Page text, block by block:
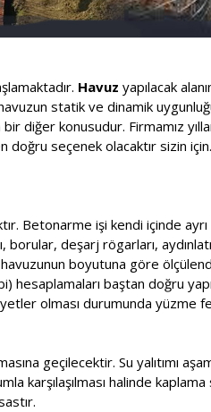
Havuz yapılacak
statik ve dinamik
diğer konusudur. Firmamız
seçenek olacaktır sizin için.
Betonarme işi kendi içinde
borular, deşarj rögarları,
boyutuna göre
hesaplamaları baştan doğru
olması durumunda
geçilecektir. Su yalıtımı
karşılaşılması halinde